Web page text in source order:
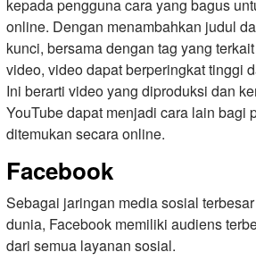
kepada pengguna cara yang bagus
online. Dengan menambahkan judul
kunci, bersama dengan tag yang
video, video dapat berperingkat tinggi
Ini berarti video yang diproduksi dan
YouTube dapat menjadi cara lain bagi
ditemukan secara online.
Facebook
Sebagai jaringan media sosial
dunia, Facebook memiliki audiens
dari semua layanan sosial.